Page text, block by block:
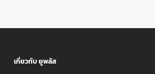
เกี่ยวกับ ยูพลัส